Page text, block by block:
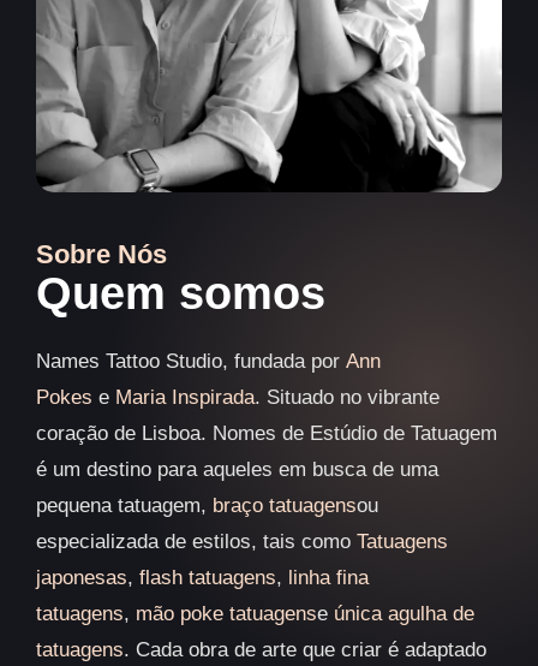
Quem somos
Sobre Nós
Names Tattoo Studio, fundada por Ann
Pokes e Maria Inspirada. Situado no vibrante
coração de Lisboa. Nomes de Estúdio de Tatuagem
é um destino para aqueles em busca de uma
pequena tatuagem, braço tatuagensou
especializada de estilos, tais como Tatuagens
japonesas, flash tatuagens, linha fina
tatuagens, mão poke tatuagense única agulha de
tatuagens. Cada obra de arte que criar é adaptado